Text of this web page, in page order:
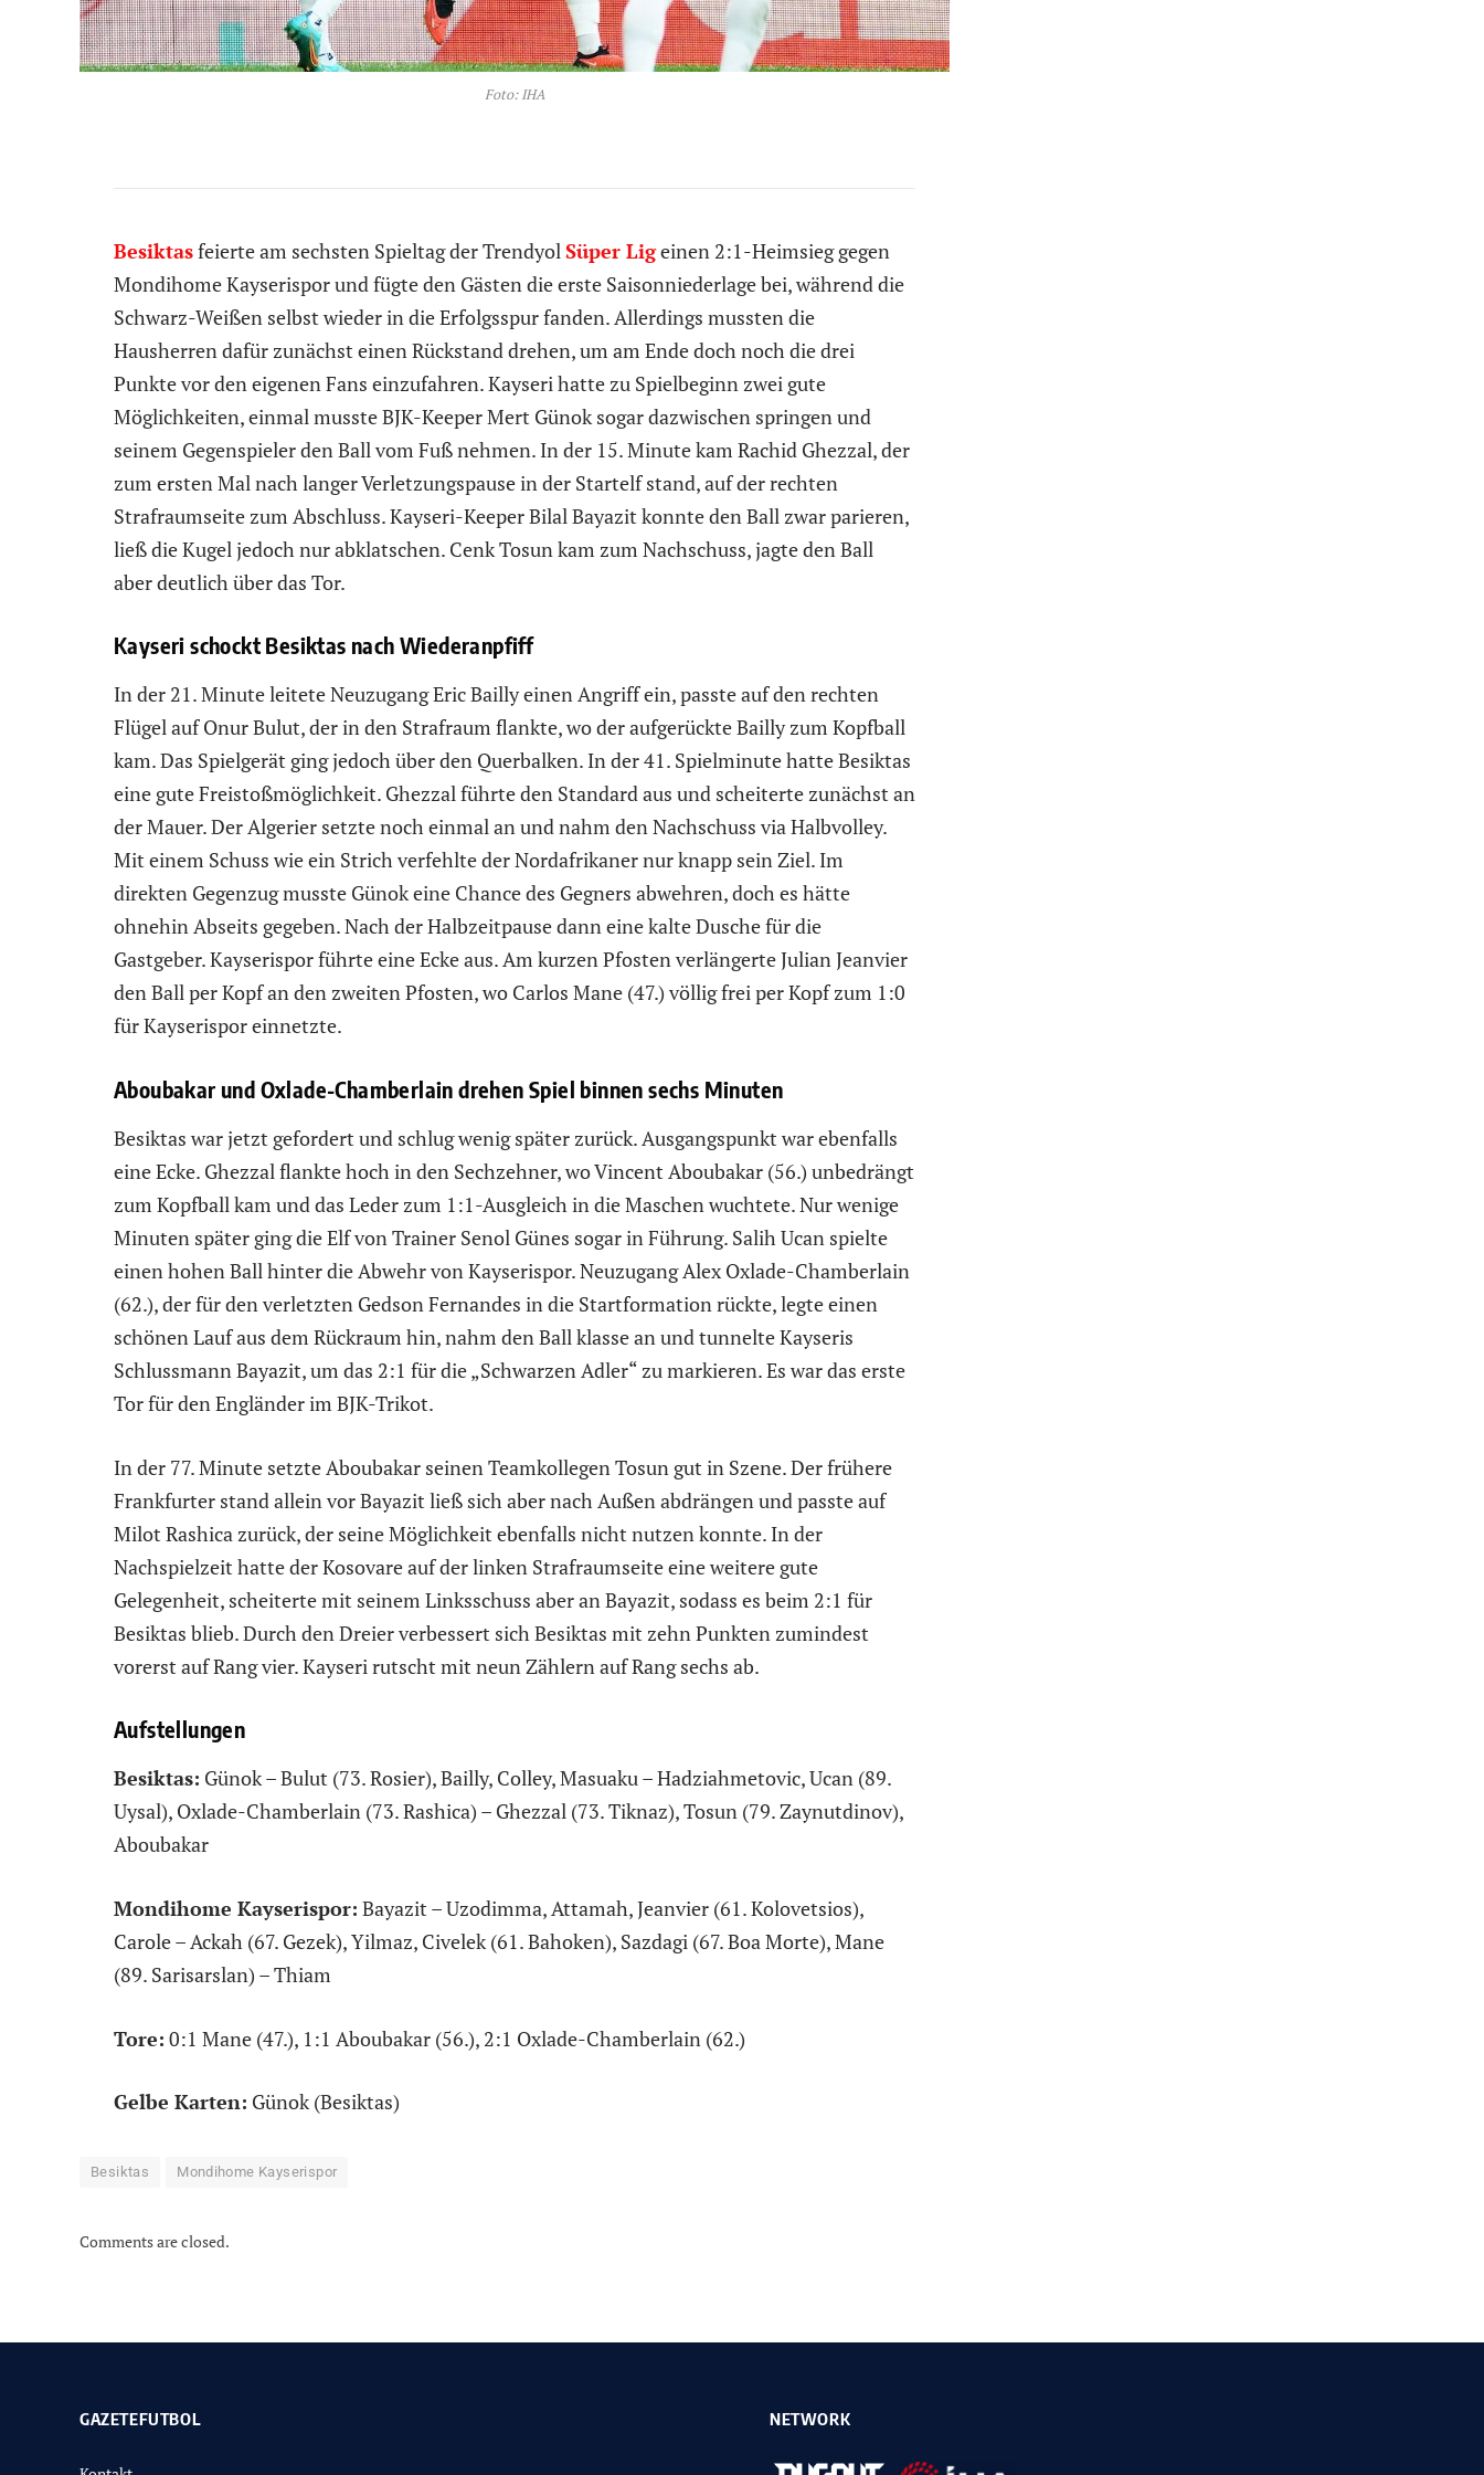
Foto: IHA
Besiktasfeierte am sechsten Spieltag der Trendyol Süper Ligeinen 2:1-Heimsieg gegen
Mondihome Kayserispor und fügte den Gästen die erste Saisonniederlage bei, während die
Schwarz-Weißen selbst wieder in die Erfolgsspur fanden. Allerdings mussten die
Hausherren dafür zunächst einen Rückstand drehen, um am Ende doch noch die drei
Punkte vor den eigenen Fans einzufahren. Kayseri hatte zu Spielbeginn zwei gute
Möglichkeiten, einmal musste BJK-Keeper Mert Günok sogar dazwischen springen und
seinem Gegenspieler den Ball vom Fuß nehmen. In der 15. Minute kam Rachid Ghezzal, der
zum ersten Mal nach langer Verletzungspause in der Startelf stand, auf der rechten
Strafraumseite zum Abschluss. Kayseri-Keeper Bilal Bayazit konnte den Ball zwar parieren,
ließ die Kugel jedoch nur abklatschen. Cenk Tosun kam zum Nachschuss, jagte den Ball
aber deutlich über das Tor.
Kayseri schockt Besiktas nach Wiederanpfiff
In der 21. Minute leitete Neuzugang Eric Bailly einen Angriff ein, passte auf den rechten
Flügel auf Onur Bulut, der in den Strafraum flankte, wo der aufgerückte Bailly zum Kopfball
kam. Das Spielgerät ging jedoch über den Querbalken. In der 41. Spielminute hatte Besiktas
eine gute Freistoßmöglichkeit. Ghezzal führte den Standard aus und scheiterte zunächst an
der Mauer. Der Algerier setzte noch einmal an und nahm den Nachschuss via Halbvolley.
Mit einem Schuss wie ein Strich verfehlte der Nordafrikaner nur knapp sein Ziel. Im
direkten Gegenzug musste Günok eine Chance des Gegners abwehren, doch es hätte
ohnehin Abseits gegeben. Nach der Halbzeitpause dann eine kalte Dusche für die
Gastgeber. Kayserispor führte eine Ecke aus. Am kurzen Pfosten verlängerte Julian Jeanvier
den Ball per Kopf an den zweiten Pfosten, wo Carlos Mane (47.) völlig frei per Kopf zum 1:0
für Kayserispor einnetzte.
Aboubakar und Oxlade-Chamberlain drehen Spiel binnen sechs Minuten
Besiktas war jetzt gefordert und schlug wenig später zurück. Ausgangspunkt war ebenfalls
eine Ecke. Ghezzal flankte hoch in den Sechzehner, wo Vincent Aboubakar (56.) unbedrängt
zum Kopfball kam und das Leder zum 1:1-Ausgleich in die Maschen wuchtete. Nur wenige
Minuten später ging die Elf von Trainer Senol Günes sogar in Führung. Salih Ucan spielte
einen hohen Ball hinter die Abwehr von Kayserispor. Neuzugang Alex Oxlade-Chamberlain
(62.), der für den verletzten Gedson Fernandes in die Startformation rückte, legte einen
schönen Lauf aus dem Rückraum hin, nahm den Ball klasse an und tunnelte Kayseris
Schlussmann Bayazit, um das 2:1 für die „Schwarzen Adler“ zu markieren. Es war das erste
Tor für den Engländer im BJK-Trikot.
In der 77. Minute setzte Aboubakar seinen Teamkollegen Tosun gut in Szene. Der frühere
Frankfurter stand allein vor Bayazit ließ sich aber nach Außen abdrängen und passte auf
Milot Rashica zurück, der seine Möglichkeit ebenfalls nicht nutzen konnte. In der
Nachspielzeit hatte der Kosovare auf der linken Strafraumseite eine weitere gute
Gelegenheit, scheiterte mit seinem Linksschuss aber an Bayazit, sodass es beim 2:1 für
Besiktas blieb. Durch den Dreier verbessert sich Besiktas mit zehn Punkten zumindest
vorerst auf Rang vier. Kayseri rutscht mit neun Zählern auf Rang sechs ab.
Aufstellungen
Besiktas: Günok – Bulut (73. Rosier), Bailly, Colley, Masuaku – Hadziahmetovic, Ucan (89.
Uysal), Oxlade-Chamberlain (73. Rashica) – Ghezzal (73. Tiknaz), Tosun (79. Zaynutdinov),
Aboubakar
Mondihome Kayserispor: Bayazit – Uzodimma, Attamah, Jeanvier (61. Kolovetsios),
Carole – Ackah (67. Gezek), Yilmaz, Civelek (61. Bahoken), Sazdagi (67. Boa Morte), Mane
(89. Sarisarslan) – Thiam
Tore: 0:1 Mane (47.), 1:1 Aboubakar (56.), 2:1 Oxlade-Chamberlain (62.)
Gelbe Karten: Günok (Besiktas)
Besiktas Mondihome Kayserispor
Comments are closed.
GAZETEFUTBOL NETWORK